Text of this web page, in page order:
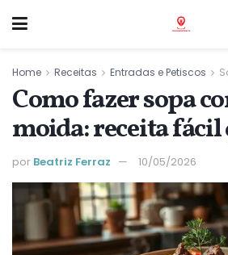
Home Receitas Entradas e Petiscos
Como fazer sopa
moida: receita fácil
o coração
por Beatriz Ferraz 10/05/2026